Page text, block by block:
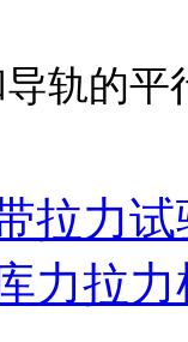
轨的平
拉力
力拉